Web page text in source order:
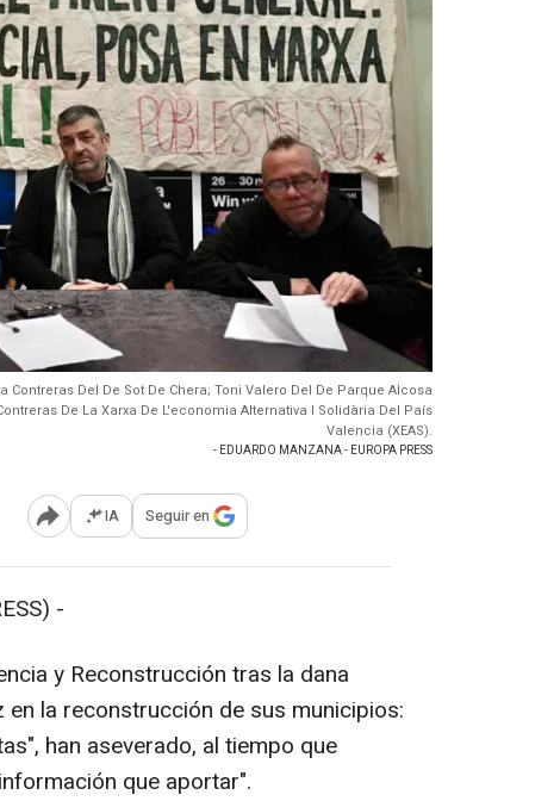
Contreras Del De Sot De Chera; Toni Valero Del De Parque Alcosa
De La Xarxa De L'economia Alternativa I Solidària Del País
Valencia (XEAS).
- EDUARDO MANZANA - EUROPA PRESS
Abrir opciones para compartir
IA Seguir en
-
y Reconstrucción tras la dana
la reconstrucción de sus municipios:
han aseverado, al tiempo que
que aportar".